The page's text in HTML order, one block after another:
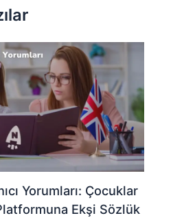
Yorumları: Çocuklar
Ekşi Sözlük